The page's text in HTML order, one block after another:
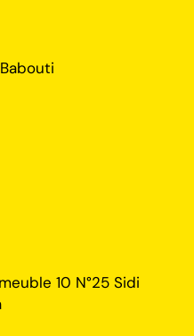
10 N°25 Sidi